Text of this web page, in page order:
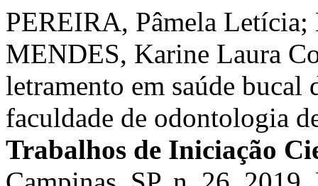
PEREIRA, Pâmela
MENDES, Karine Laura
letramento em saúde bucal
faculdade de odontologia
Trabalhos de Iniciação